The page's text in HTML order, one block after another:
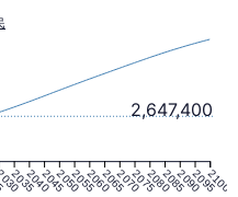
20352040204520502055206020652070207520802085209020952100
2,647,400